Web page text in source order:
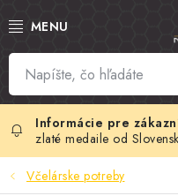
na
SLOVENSKÝ MED
MANUKA MED
VČELÍ PEĽ
zlaté medaile od
Včelárske potreby